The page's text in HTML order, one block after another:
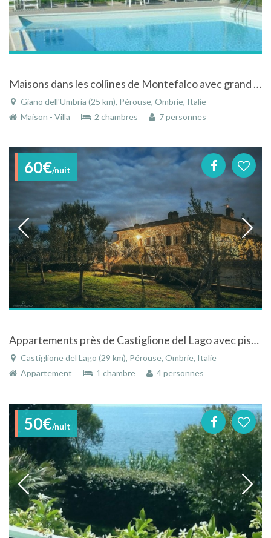
Maisons dans les collines de Montefalco avec grand jardin et piscine
Giano dell'Umbria (25 km), Pérouse, Ombrie, Italie
Maison - Villa
2 chambres 7 personnes
60€/nuit
Appartements près de Castiglione del Lago avec piscine - gîtes Borgo Solario
Castiglione del Lago (29 km), Pérouse, Ombrie, Italie
Appartement
1 chambre 4 personnes
50€/nuit